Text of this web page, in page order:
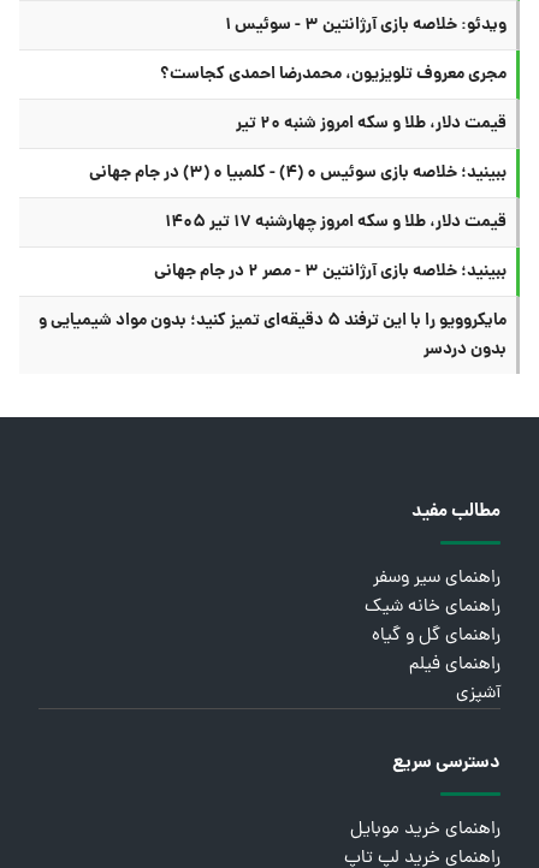
ویدئو: خلاصه بازی آرژانتین ۳ - سوئیس ۱
مجری معروف تلویزیون، محمدرضا احمدی کجاست؟
قیمت دلار، طلا و سکه امروز شنبه ۲۰ تیر
ببینید؛ خلاصه بازی سوئیس ۰ (۴) - کلمبیا ۰ (۳) در جام جهانی
قیمت دلار، طلا و سکه امروز چهارشنبه ۱۷ تیر ۱۴۰۵
ببینید؛ خلاصه بازی آرژانتین ۳ - مصر ۲ در جام جهانی
مایکروویو را با این ترفند ۵ دقیقه‌ای تمیز کنید؛ بدون مواد شیمیایی و
بدون دردسر
مطالب مفید
راهنمای سیر وسفر
راهنمای خانه شیک
راهنمای گل و گیاه
راهنمای فیلم
آشپزی
دسترسی سریع
راهنمای خرید موبایل
راهنمای خرید لپ تاپ